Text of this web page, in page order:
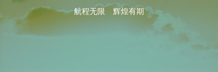
航程无限 辉煌有期